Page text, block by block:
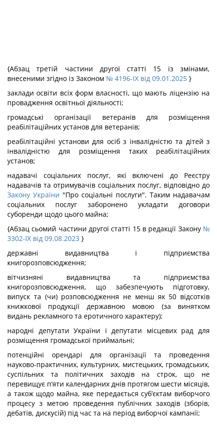
{Абзац третій частини другої статті 15 із змінами,
внесеними згідно із Законом № 4196-IX від 09.01.2025 }
заклади освіти всіх форм власності, що мають ліцензію на
провадження освітньої діяльності;
громадські організації ветеранів для розміщення
реабілітаційних установ для ветеранів;
реабілітаційні установи для осіб з інвалідністю та дітей з
інвалідністю для розміщення таких реабілітаційних
установ;
надавачі соціальних послуг, які включені до Реєстру
надавачів та отримувачів соціальних послуг, відповідно до
Закону України "Про соціальні послуги". Таким надавачам
соціальних послуг заборонено укладати договори
суборенди щодо цього майна;
{Абзац сьомий частини другої статті 15 в редакції Закону №
3302-IX від 09.08.2023 }
державні видавництва і підприємства
книгорозповсюдження;
вітчизняні видавництва та підприємства
книгорозповсюдження, що забезпечують підготовку,
випуск та (чи) розповсюдження не менш як 50 відсотків
книжкової продукції державною мовою (за винятком
видань рекламного та еротичного характеру);
народні депутати України і депутати місцевих рад для
розміщення громадської приймальні;
потенційні орендарі для організації та проведення
науково-практичних, культурних, мистецьких, громадських,
суспільних та політичних заходів на строк, що не
перевищує п’яти календарних днів протягом шести місяців,
а також щодо майна, яке передається суб’єктам виборчого
процесу з метою проведення публічних заходів (зборів,
дебатів, дискусій) під час та на період виборчої кампанії;